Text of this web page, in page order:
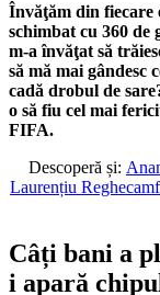
Învăţăm din fiecare
schimbat cu 360 de
m-a învăţat să
să mă mai gândesc
cadă drobul de
o să fiu cel mai
FIFA.
Descoperă și:
Laurențiu
Câți bani a
i apară